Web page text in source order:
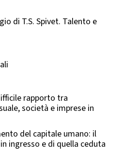
di T.S. Spivet. Talento e
rapporto tra
società e imprese in
del capitale umano: il
ingresso e di quella ceduta